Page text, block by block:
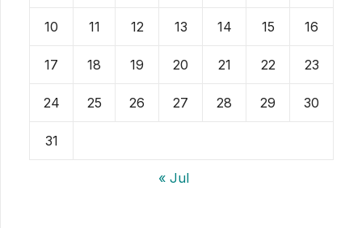
10 11 12 13 14 15 16
17 18 19 20 21 22 23
24 25 26 27 28 29 30
31
« Jul